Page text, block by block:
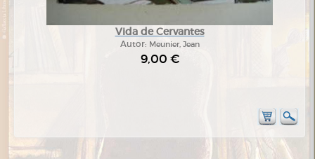
Vida de Cervantes
Autor: Meunier, Jean
9,00 €